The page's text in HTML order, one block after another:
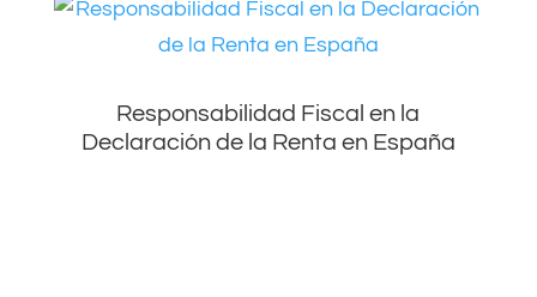
Responsabilidad Fiscal en la
Declaración de la Renta en España